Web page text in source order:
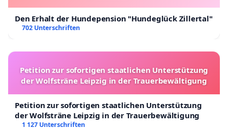
Den Erhalt der Hundepension "Hundeglück Zillertal"
702 Unterschriften
Petition zur sofortigen staatlichen Unterstützung
der Wolfsträne Leipzig in der Trauerbewältigung
Petition zur sofortigen staatlichen Unterstützung
der Wolfsträne Leipzig in der Trauerbewältigung
1 127 Unterschriften